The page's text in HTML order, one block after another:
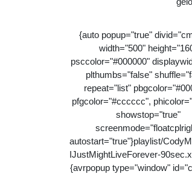
{auto popup="true"
width="500"
psccolor="#000000"
plthumbs="false"
repeat="list"
pfgcolor="#cccccc",
showstop="true"
autostart="true"}playlist/
IJustMightLiveForever-
{avrpopup type="window"